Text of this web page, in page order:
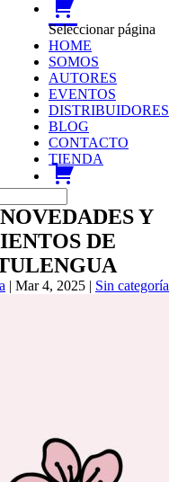
Seleccionar página
HOME
SOMOS
AUTORES
EVENTOS
DISTRIBUIDORES
BLOG
CONTACTO
TIENDA
Y
DE
| Mar 4, 2025 | Sin categoría